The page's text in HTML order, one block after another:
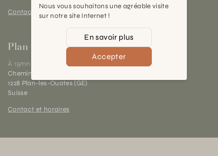
Contact et horaires
Plan-les-Ouates
À 15mn du centre de Genève
Chemin des Charrotons 25
1228 Plan-les-Ouates (GE)
Suisse
Contact et horaires
Nous vous souhaitons une agréable visite
sur notre site Internet !
En savoir plus
Accepter